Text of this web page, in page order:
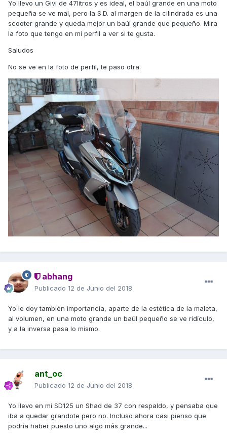
¿Afectara a la conducción?
¿Respaldo para copiloto? Si o no....
Yo llevo un Givi de 47litros y es ideal, el baúl grande en una moto
pequeña se ve mal, pero la S.D. al margen de la cilindrada es una
scooter grande y queda mejor un baúl grande que pequeño. Mira
la foto que tengo en mi perfil a ver si te gusta.
Saludos
No se ve en la foto de perfil, te paso otra.
abhang
Publicado 12 de Junio del 2018
Yo le doy también importancia, aparte de la estética de la maleta,
al volumen, en una moto grande un baúl pequeño se ve ridículo,
y a la inversa pasa lo mismo.
ant_oc
Publicado 12 de Junio del 2018
Yo llevo en mi SD125 un Shad de 37 con respaldo, y pensaba que
iba a quedar grandote pero no. Incluso ahora casi pienso que
podría haber puesto uno algo más grande...